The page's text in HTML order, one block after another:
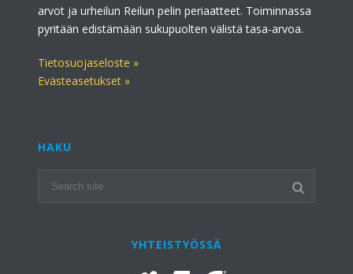
arvot ja urheilun Reilun pelin periaatteet. Toiminnassa
pyritään edistämään sukupuolten välistä tasa-arvoa.
Tietosuojaseloste »
Evästeasetukset »
HAKU
YHTEISTYÖSSÄ